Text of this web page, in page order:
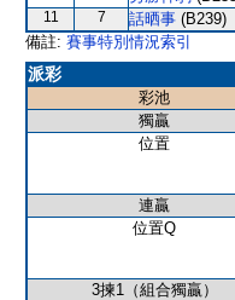
11 7 話晒事 (B239)
備註: 賽事特別情況索引
派彩
彩池
獨贏
位置
連贏
位置Q
3揀1（組合獨贏）